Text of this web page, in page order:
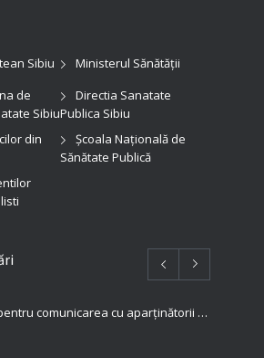
Sibiu
Ministerul Sănătății
de
Sibiu
Directia Sanatate
Publica Sibiu
din
Şcoala Naţională de
Sănătate Publică
Telefoane utile pentru comunicarea cu aparținătorii pacienților internați în spitalul nostru